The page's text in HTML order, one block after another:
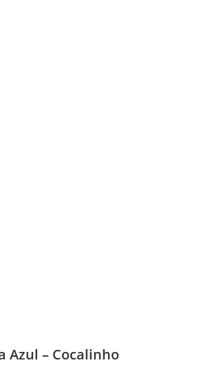
Azul – Cocalinho